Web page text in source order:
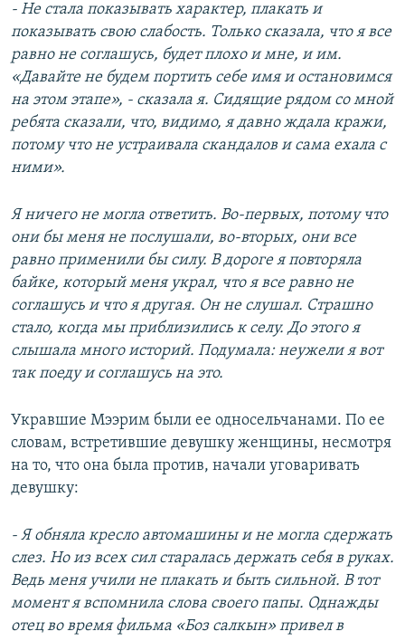
- Не стала показывать характер, плакать и
показывать свою слабость. Только сказала, что я все
равно не соглашусь, будет плохо и мне, и им.
«Давайте не будем портить себе имя и остановимся
на этом этапе», - сказала я. Сидящие рядом со мной
ребята сказали, что, видимо, я давно ждала кражи,
потому что не устраивала скандалов и сама ехала с
ними».
Я ничего не могла ответить. Во-первых, потому что
они бы меня не послушали, во-вторых, они все
равно применили бы силу. В дороге я повторяла
байке, который меня украл, что я все равно не
соглашусь и что я другая. Он не слушал. Страшно
стало, когда мы приблизились к селу. До этого я
слышала много историй. Подумала: неужели я вот
так поеду и соглашусь на это.
Укравшие Мээрим были ее односельчанами. По ее
словам, встретившие девушку женщины, несмотря
на то, что она была против, начали уговаривать
девушку:
- Я обняла кресло автомашины и не могла сдержать
слез. Но из всех сил старалась держать себя в руках.
Ведь меня учили не плакать и быть сильной. В тот
момент я вспомнила слова своего папы. Однажды
отец во время фильма «Боз салкын» привел в